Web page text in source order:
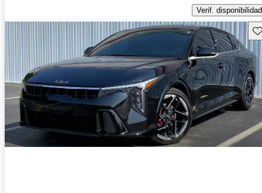
Verif. disponibilidad